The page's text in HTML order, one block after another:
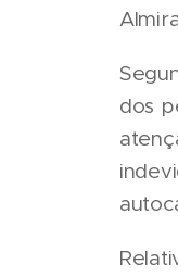
dos